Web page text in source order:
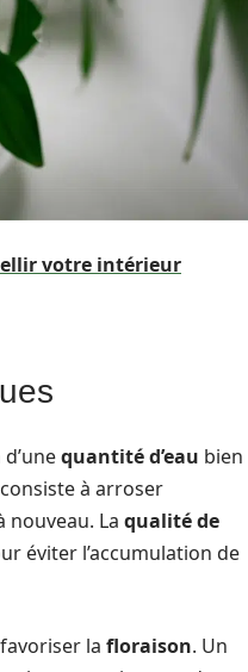
votre intérieur
quantité d’eau bien
à arroser
nouveau. La qualité de
éviter l’accumulation de
la floraison. Un